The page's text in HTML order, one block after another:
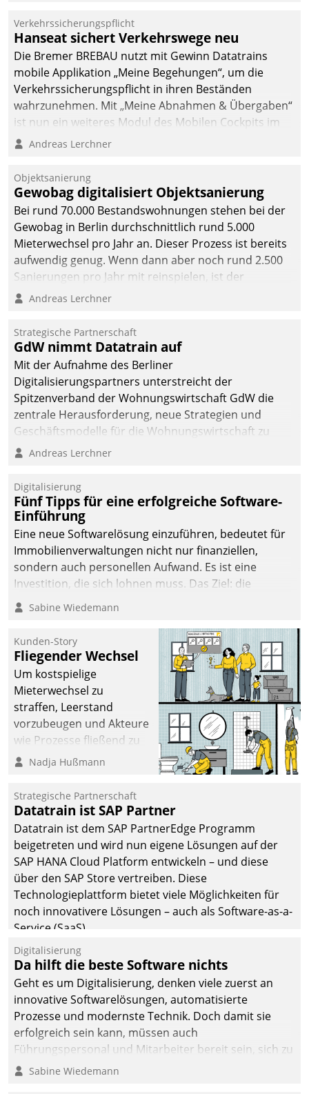
Verkehrssicherungspflicht
Hanseat sichert Verkehrswege neu
Die Bremer BREBAU nutzt mit Gewinn Datatrains
mobile Applikation „Meine Begehungen“, um die
Verkehrssicherungspflicht in ihren Beständen
wahrzunehmen. Mit „Meine Abnahmen & Übergaben“
ist nun ein weiteres Modul des Mobilen Cockpits im
Einsatz.
Andreas Lerchner
Objektsanierung
Gewobag digitalisiert Objektsanierung
Bei rund 70.000 Bestandswohnungen stehen bei der
Gewobag in Berlin durchschnittlich rund 5.000
Mieterwechsel pro Jahr an. Dieser Prozess ist bereits
aufwendig genug. Wenn dann aber noch rund 2.500
Sanierungen pro Jahr mit reinspielen, ist der
Betreuungs- und Organisationsaufwand immens. Im
kommunale Wohnungsbauunternehmen daher
gemeinsam mit der Berliner Datatrain GmbH den
Teilprozess der Objektsanierung digitalisiert.
Andreas Lerchner
Strategische Partnerschaft
GdW nimmt Datatrain auf
Mit der Aufnahme des Berliner
Digitalisierungspartners unterstreicht der
Spitzenverband der Wohnungswirtschaft GdW die
zentrale Herausforderung, neue Strategien und
Geschäftsmodelle für die Wohnungswirtschaft zu
entwickeln.
Andreas Lerchner
Digitalisierung
Fünf Tipps für eine erfolgreiche Software-
Einführung
Eine neue Softwarelösung einzuführen, bedeutet für
Immobilienverwaltungen nicht nur finanziellen,
sondern auch personellen Aufwand. Es ist eine
Investition, die sich lohnen muss. Das Ziel: die
nachhaltige Optimierung der Geschäftsabläufe. Damit
dieses Ziel erreicht wird, sollten einige Grundregeln
Sabine Wiedemann
Kunden-Story
Fliegender Wechsel
Um kostspielige
Mieterwechsel zu
straffen, Leerstand
vorzubeugen und Akteure
wie Prozesse fließend zu
vernetzen, nutzt die
Jahresbeginn eine
Überblick, Einsicht und
Eingriff bietende Lösung.
Zur Entwicklung setzte
man auf
Cloudtechnologie,
bewährte und Startup-
Partner sowie erstmals
agile Projektmethoden.
Nadja Hußmann
Strategische Partnerschaft
Datatrain ist SAP Partner
Datatrain ist dem SAP PartnerEdge Programm
beigetreten und wird nun eigene Lösungen auf der
SAP HANA Cloud Platform entwickeln – und diese
über den SAP Store vertreiben. Diese
Technologieplattform bietet viele Möglichkeiten für
noch innovativere Lösungen – auch als Software-as-a-
Service (SaaS).
Digitalisierung
Da hilft die beste Software nichts
Geht es um Digitalisierung, denken viele zuerst an
innovative Softwarelösungen, automatisierte
Prozesse und modernste Technik. Doch damit sie
erfolgreich sein kann, müssen auch
Führungspersonal und Mitarbeiter bereit sein, sich zu
verändern und anzupassen, sonst werden sie an ihr
Sabine Wiedemann